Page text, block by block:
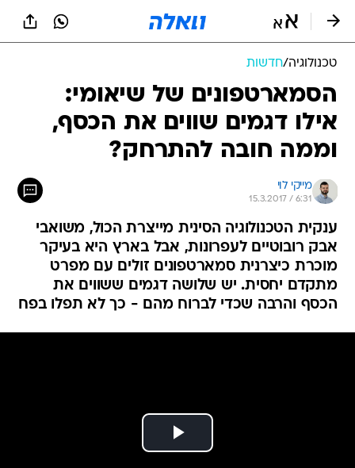
טכנולוגיה/חדשות
הסמארטפונים של שיאומי:
אילו דגמים שווים את הכסף,
וממה חובה להתרחק?
מייקי לוי
15.3.2017 / 6:31
ענקית הטכנולוגיה הסינית מייצרת הכול, משואבי
אבק רובוטיים לעפרונות, אבל בארץ היא בעיקר
מוכרת כיצרנית סמארטפונים זולים עם מפרט
מתקדם יחסית. יש שלושה דגמים ששווים את
הכסף והרבה שכדי לברוח מהם - כך לא תפלו בפח